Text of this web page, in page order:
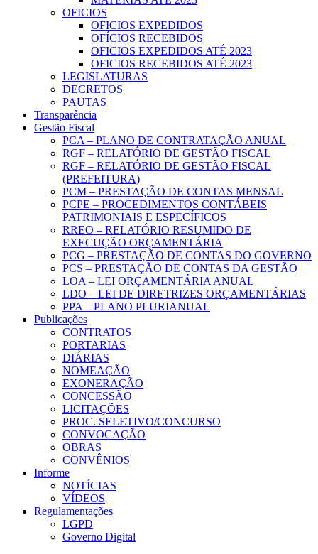
OFICIOS
OFICIOS EXPEDIDOS
OFÍCIOS RECEBIDOS
OFICIOS EXPEDIDOS ATÉ 2023
OFICIOS RECEBIDOS ATÉ 2023
LEGISLATURAS
DECRETOS
PAUTAS
Transparência
Gestão Fiscal
PCA – PLANO DE CONTRATAÇÃO ANUAL
RGF – RELATÓRIO DE GESTÃO FISCAL
RGF – RELATÓRIO DE GESTÃO FISCAL
(PREFEITURA)
PCM – PRESTAÇÃO DE CONTAS MENSAL
PCPE – PROCEDIMENTOS CONTÁBEIS
PATRIMONIAIS E ESPECÍFICOS
RREO – RELATÓRIO RESUMIDO DE
EXECUÇÃO ORÇAMENTÁRIA
PCG – PRESTAÇÃO DE CONTAS DO GOVERNO
PCS – PRESTAÇÃO DE CONTAS DA GESTÃO
LOA – LEI ORÇAMENTÁRIA ANUAL
LDO – LEI DE DIRETRIZES ORÇAMENTÁRIAS
PPA – PLANO PLURIANUAL
Publicações
CONTRATOS
PORTARIAS
DIÁRIAS
NOMEAÇÃO
EXONERAÇÃO
CONCESSÃO
LICITAÇÕES
PROC. SELETIVO/CONCURSO
CONVOCAÇÃO
OBRAS
CONVÊNIOS
Informe
NOTÍCIAS
VÍDEOS
Regulamentações
LGPD
Governo Digital